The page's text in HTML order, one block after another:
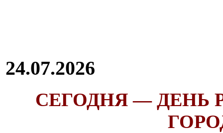
24.07.2026
СЕГОДНЯ — ДЕНЬ